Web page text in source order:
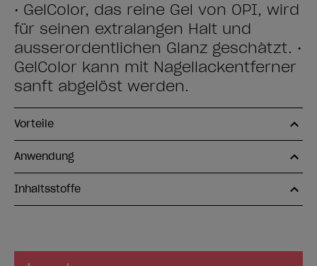
• GelColor, das reine Gel von OPI, wird
für seinen extralangen Halt und
ausserordentlichen Glanz geschätzt. •
GelColor kann mit Nagellackentferner
sanft abgelöst werden.
Vorteile
Anwendung
Inhaltsstoffe